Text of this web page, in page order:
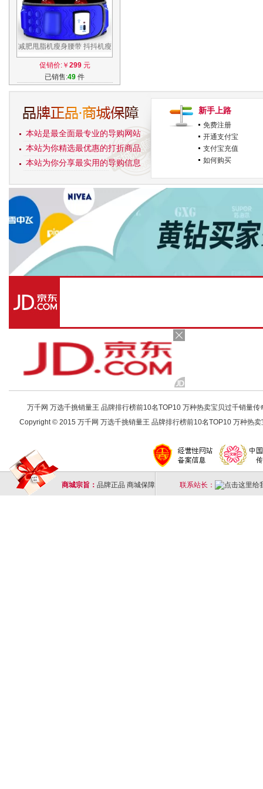
减肥甩脂机瘦身腰带 抖抖机瘦
腿瘦肚子神器甩肉机 腹部塑身
器材
促销价:￥ 299元
已销售:49 件
本站是最全面最专业的导购网站
本站为你精选最优惠的打折商品
本站为你分享最实用的导购信息
新手上路
免费注册
开通支付宝
支付宝充值
如何购买
万千网 万选千挑销量王 品牌排行榜前10名TOP10 万种热卖宝贝过千销量
Copyright © 2015 万千网 万选千挑销量王 品牌排行榜前10名TOP10 万种热
商城宗旨： 品牌正品 商城保障 联系站长：